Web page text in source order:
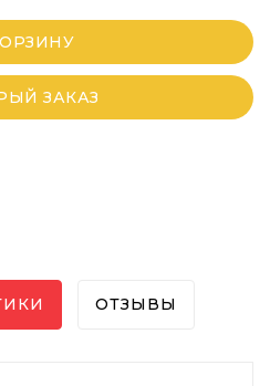
ЗАКАЗ
ОТЗЫВЫ